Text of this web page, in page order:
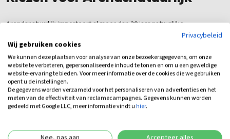
Arendsnatuurlijk importeert al meer dan 20 jaar natuurlijke
tuinhoutproducten en beschikt over uitgebreide kennis van robinia
hout. Wij selecteren onze materialen zorgvuldig en leveren uitsluitend
hout dat geschikt is voor jarenlang buitengebruik. Zo bent u verzekerd
van kwaliteit, duurzaamheid en deskundig advies.
Privacybeleid
Wij gebruiken cookies
We kunnen deze plaatsen voor analyse van onze bezoekersgegevens, om onze
website te verbeteren, gepersonaliseerde inhoud te tonen en om u een geweldige
website-ervaring te bieden. Voor meer informatie over de cookies die we gebruiken
opent u de instellingen.
De gegevens worden verzameld voor het personaliseren van advertenties en het
meten van de effectiviteit van reclamecampagnes. Gegevens kunnen worden
gedeeld met Google LLC, meer informatie vindt uhier.